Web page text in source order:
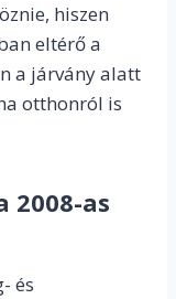
hiszen
eltérő a
a járvány alatt
otthonról is
2008-as
és